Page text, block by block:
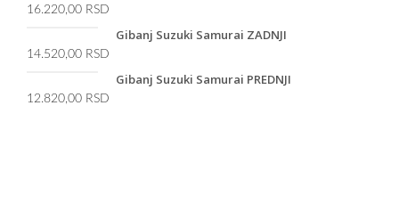
16.220,00 RSD
Gibanj Suzuki Samurai ZADNJI
14.520,00 RSD
Gibanj Suzuki Samurai PREDNJI
12.820,00 RSD